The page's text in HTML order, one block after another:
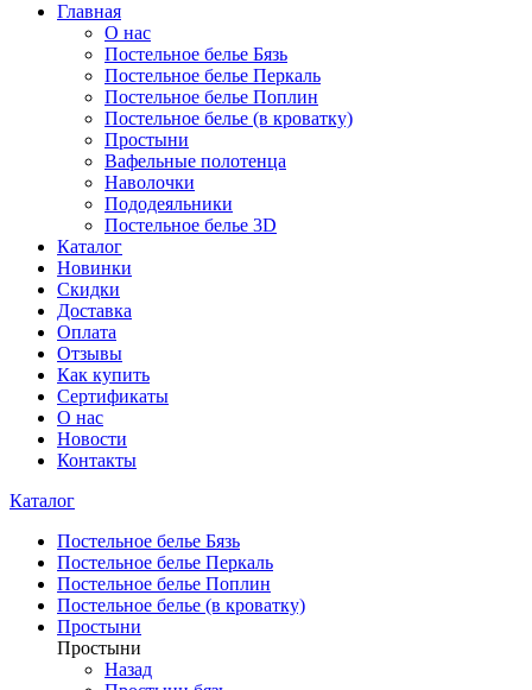
Главная
О нас
Постельное белье Бязь
Постельное белье Перкаль
Постельное белье Поплин
Постельное белье (в кроватку)
Простыни
Вафельные полотенца
Наволочки
Пододеяльники
Постельное белье 3D
Каталог
Новинки
Скидки
Доставка
Оплата
Отзывы
Как купить
Сертификаты
О нас
Новости
Контакты
Каталог
Постельное белье Бязь
Постельное белье Перкаль
Постельное белье Поплин
Постельное белье (в кроватку)
Простыни
Простыни
Назад